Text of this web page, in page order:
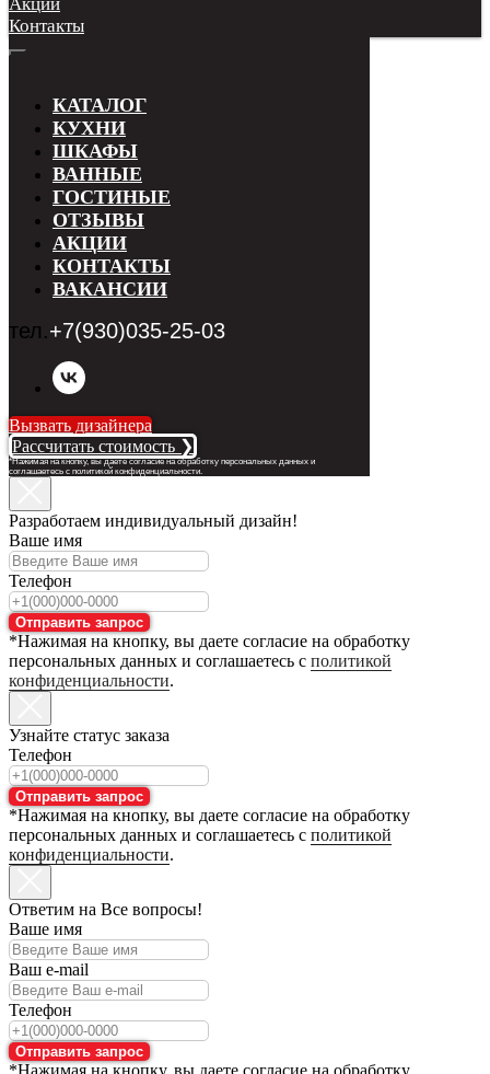
Контакты
КАТАЛОГ
КУХНИ
ШКАФЫ
ВАННЫЕ
ГОСТИНЫЕ
ОТЗЫВЫ
АКЦИИ
КОНТАКТЫ
ВАКАНСИИ
тел.+7(930)035-25-03
Вызвать дизайнера
Рассчитать стоимость ❯
*Нажимая на кнопку, вы даете согласие на обработку персональных данных и
соглашаетесь с политикой конфиденциальности.
Разработаем индивидуальный дизайн!
Ваше имя
Телефон
Отправить запрос
*Нажимая на кнопку, вы даете согласие на обработку
персональных данных и соглашаетесь с политикой
конфиденциальности.
Узнайте статус заказа
Телефон
Отправить запрос
*Нажимая на кнопку, вы даете согласие на обработку
персональных данных и соглашаетесь с политикой
конфиденциальности.
Ответим на Все вопросы!
Ваше имя
Ваш e-mail
Телефон
Отправить запрос
*Нажимая на кнопку, вы даете согласие на обработку